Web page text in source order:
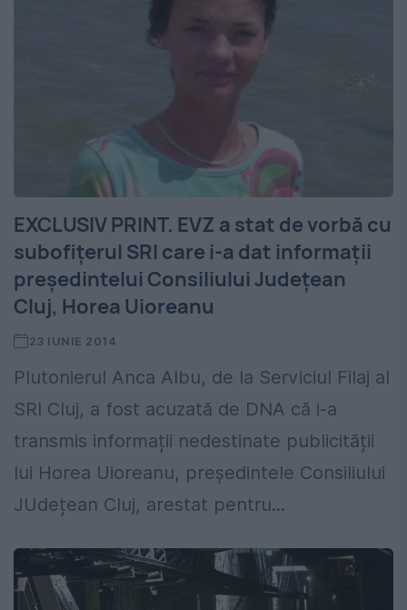
EXCLUSIV PRINT. EVZ a stat de vorbă cu
subofițerul SRI care i-a dat informații
președintelui Consiliului Județean
Cluj, Horea Uioreanu
23 IUNIE 2014
Plutonierul Anca Albu, de la Serviciul Filaj al
SRI Cluj, a fost acuzată de DNA că i-a
transmis informații nedestinate publicității
lui Horea Uioreanu, președintele Consiliului
JUdețean Cluj, arestat pentru...